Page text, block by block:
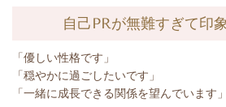
自己PRが無難すぎて印
「優しい性格です」
「穏やかに過ごしたいです」
「一緒に成長できる関係を望んでいます」